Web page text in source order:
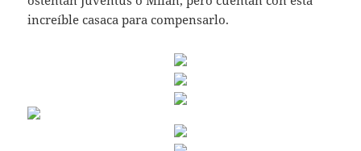
increíble casaca para compensarlo.